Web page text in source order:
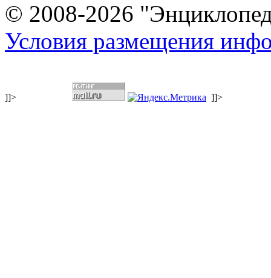
© 2008-2026
Условия размещения
]]> ]]>